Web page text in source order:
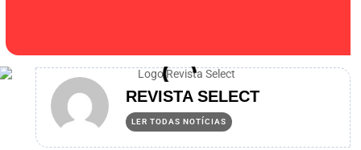
REVISTA SELECT
LER TODAS NOTÍCIAS